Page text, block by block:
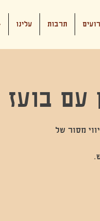
תרבות עלינו
עם בועז
יחד עם ליווי מסור של